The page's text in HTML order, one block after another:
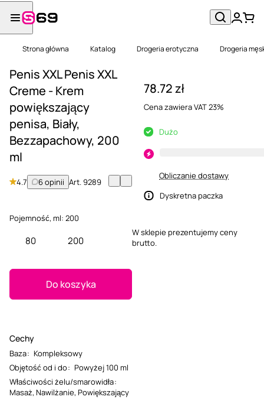
Strona główna Katalog Drogeria erotyczna Drogeria
Penis XXL Penis XXL
Creme - Krem
powiększający
penisa, Biały,
Bezzapachowy, 200
ml
4.7 6 opinii Art.9289
Pojemność, ml: 200
80 200
Do koszyka
Cechy
Baza: Kompleksowy
Objętość od i do: Powyżej 100 ml
Właściwości żelu/smarowidła:
Masaż, Nawilżanie, Powiększający
78.72 zł
Cena zawiera VAT 23%
Dużo
Obliczanie dostawy
Dyskretna paczka
W sklepie prezentujemy ceny
brutto.